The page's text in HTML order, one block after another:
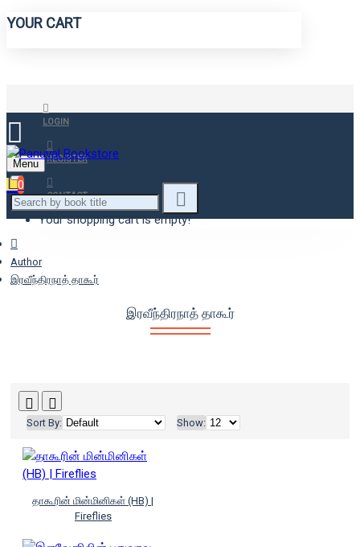
YOUR CART
LOGIN
REGISTER
CONTACT
Menu
0
Your shopping cart is empty!
Author
இரவீந்திரநாத் தாகூர்
இரவீந்திரநாத் தாகூர்
Sort By: Show:
தாகூரின் மின்மினிகள் (HB) |
Fireflies